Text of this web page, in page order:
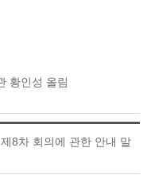
황인성 올림
8차 회의에 관한 안내 말